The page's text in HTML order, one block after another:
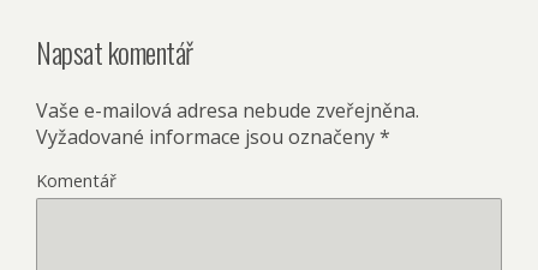
Napsat komentář
Vaše e-mailová adresa nebude zveřejněna.
Vyžadované informace jsou označeny*
Komentář